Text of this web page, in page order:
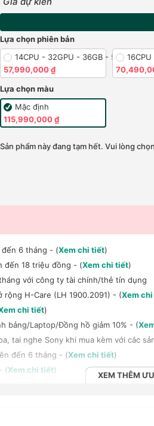
Lựa chọn phiên bản
14CPU - 32GPU - 36GB - 512GB
57,990,000 ₫
Lựa chọn màu
Mặc định
115,990,000 ₫
Sản phẩm này đang tạm hết. Vui lòng
đến 6 tháng - (Xem chi tiết)
đến 18 triệu đồng - (Xem chi tiết)
với công ty tài chính/thẻ tín dụng
rộng H-Care (LH 1900.2091) - (Xem
chi tiết)
bảng/Laptop/Đồng hồ giảm 10% - (
tai nghe Sony khi mua kèm với các
đến 6 tháng - (Xem chi tiết)
(Xem chi tiết)
XEM THÊM